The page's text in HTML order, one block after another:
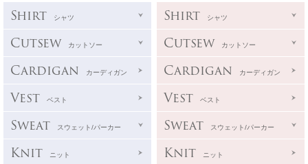
Shirt シャツ
Cutsew カットソー
Cardigan カーディガン
Vest ベスト
Sweat スウェット/パーカー
Knit ニット
Shirt シャツ
Cutsew カットソー
Cardigan カーディガン
Vest ベスト
Sweat スウェット/パーカー
Knit ニット